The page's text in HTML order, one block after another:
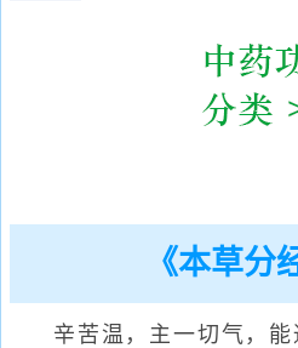
《本草分
辛苦温，主一切气，能